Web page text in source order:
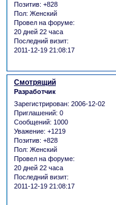
Позитив: +828
Пол: Женский
Провел на форуме:
20 дней 22 часа
Последний визит:
2011-12-19 21:08:17
Смотрящий
Разработчик
Зарегистрирован: 2006-12-02
Приглашений: 0
Сообщений: 1000
Уважение: +1219
Позитив: +828
Пол: Женский
Провел на форуме:
20 дней 22 часа
Последний визит:
2011-12-19 21:08:17